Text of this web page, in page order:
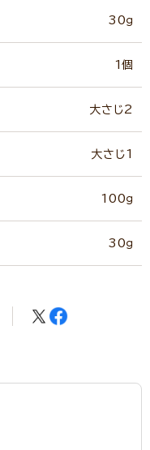
30ｇ
1個
大さじ2
大さじ1
100ｇ
30ｇ